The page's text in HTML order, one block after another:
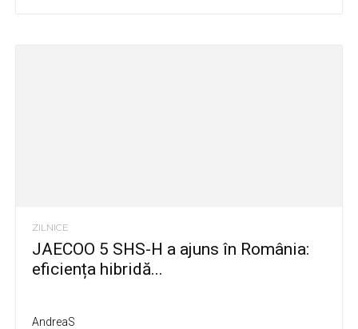
ZILNICE
JAECOO 5 SHS-H a ajuns în România:
eficiența hibridă...
AndreaS